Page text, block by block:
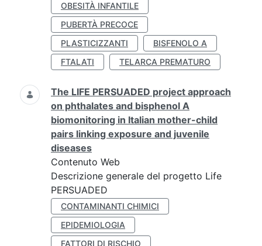
OBESITÀ INFANTILE
PUBERTÀ PRECOCE
PLASTICIZZANTI
BISFENOLO A
FTALATI
TELARCA PREMATURO
The LIFE PERSUADED project approach
on phthalates and bisphenol A
biomonitoring in Italian mother-child
pairs linking exposure and juvenile
diseases
Contenuto Web
Descrizione generale del progetto Life
PERSUADED
CONTAMINANTI CHIMICI
EPIDEMIOLOGIA
FATTORI DI RISCHIO